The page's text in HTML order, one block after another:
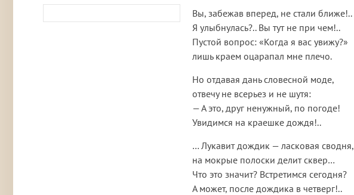
Вы, забежав вперед, не стали ближе!..
Я улыбнулась?.. Вы тут не при чем!..
Пустой вопрос: «Когда я вас увижу?»
лишь краем оцарапал мне плечо.
Но отдавая дань словесной моде,
отвечу не всерьез и не шутя:
— А это, друг ненужный, по погоде!
Увидимся на краешке дождя!..
… Лукавит дождик — ласковая сводня,
на мокрые полоски делит сквер…
Что это значит? Встретимся сегодня?
А может, после дождика в четверг!..